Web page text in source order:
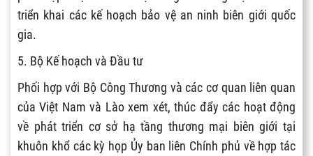
triển khai các kế hoạch bảo vệ an ninh biên giới quốc
gia.
5. Bộ Kế hoạch và Đầu tư
Phối hợp với Bộ Công Thương và các cơ quan liên quan
của Việt Nam và Lào xem xét, thúc đẩy các hoạt động
về phát triển cơ sở hạ tầng thương mại biên giới tại
khuôn khổ các kỳ họp Ủy ban liên Chính phủ về hợp tác